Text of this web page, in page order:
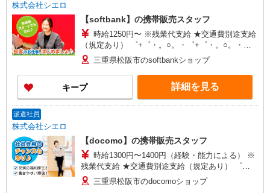
株式会社シエロ
【softbank】の携帯販売スタッフ
時給1250円〜 ※残業代支給 ★交通費別途支給
（規定あり） ゜+゜・。○。・゜+゜・。○。・゜
+゜ 入社祝い金10万円支給(規定有) お友達を紹介
頂くと, インセンティブ支給(規定有) ★月2回払
い・週払い可能（規程有）★ ゜・。○。・゜
+゜・。○。・゜+゜
三重県松阪市のsoftbankショップ
キープ 詳細を見る
派遣社員
株式会社シエロ
【docomo】の携帯販売スタッフ
時給1300円〜1400円（経験・能力による） ※
残業代支給 ★交通費別途支給（規定あり） ゜
+゜・。○。・゜+゜・。○。・゜+゜ 入社祝い金10
万円支給(規定有) お友達を紹介頂くと, インセンテ
三重県松阪市のdocomoショップ